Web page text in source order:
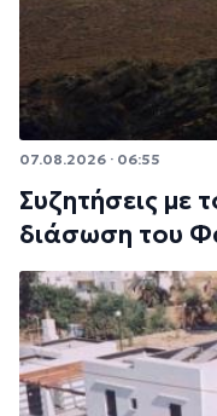
07.08.2026 · 06:55
Συζητήσεις με
διάσωση του